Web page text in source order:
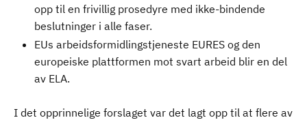
opp til en frivillig prosedyre med ikke-bindende
beslutninger i alle faser.
EUs arbeidsformidlingstjeneste EURES og den
europeiske plattformen mot svart arbeid blir en del
av ELA.
I det opprinnelige forslaget var det lagt opp til at flere av